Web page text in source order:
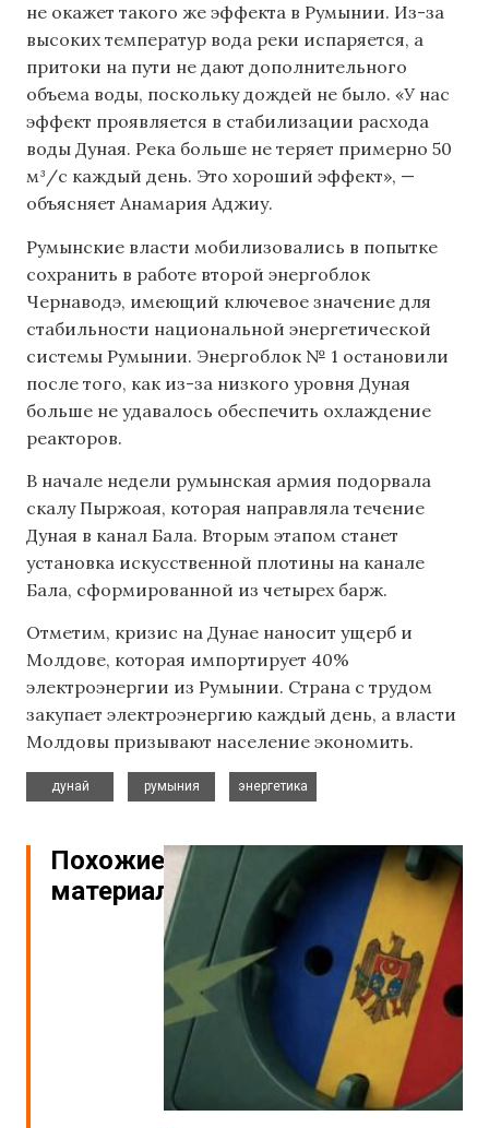
не окажет такого же эффекта в Румынии. Из-за
высоких температур вода реки испаряется, а
притоки на пути не дают дополнительного
объема воды, поскольку дождей не было. «У нас
эффект проявляется в стабилизации расхода
воды Дуная. Река больше не теряет примерно 50
м³/с каждый день. Это хороший эффект», —
объясняет Анамария Аджиу.
Румынские власти мобилизовались в попытке
сохранить в работе второй энергоблок
Чернаводэ, имеющий ключевое значение для
стабильности национальной энергетической
системы Румынии. Энергоблок № 1 остановили
после того, как из-за низкого уровня Дуная
больше не удавалось обеспечить охлаждение
реакторов.
В начале недели румынская армия подорвала
скалу Пыржоая, которая направляла течение
Дуная в канал Бала. Вторым этапом станет
установка искусственной плотины на канале
Бала, сформированной из четырех барж.
Отметим, кризис на Дунае наносит ущерб и
Молдове, которая импортирует 40%
электроэнергии из Румынии. Страна с трудом
закупает электроэнергию каждый день, а власти
Молдовы призывают население экономить.
дунай
румыния
энергетика
Похожие
материалы